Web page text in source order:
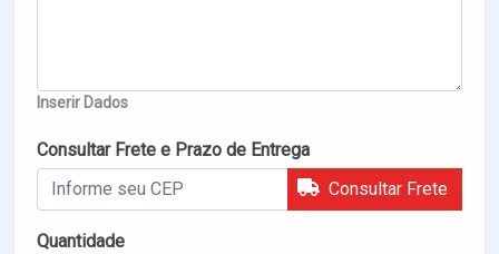
Inserir Dados
Consultar Frete e Prazo de Entrega
Consultar Frete
Quantidade